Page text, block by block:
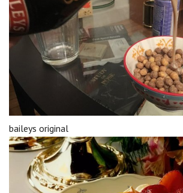
baileys original